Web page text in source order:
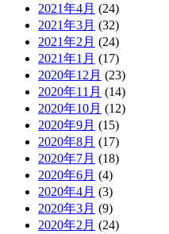
2021年4月 (24)
2021年3月 (32)
2021年2月 (24)
2021年1月 (17)
2020年12月 (23)
2020年11月 (14)
2020年10月 (12)
2020年9月 (15)
2020年8月 (17)
2020年7月 (18)
2020年6月 (4)
2020年4月 (3)
2020年3月 (9)
2020年2月 (24)